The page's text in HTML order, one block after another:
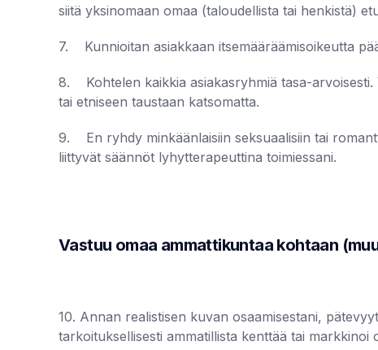
siitä yksinomaan omaa (taloudellista tai henkistä)
7. Kunnioitan asiakkaan itsemääräämisoikeutta
8. Kohtelen kaikkia asiakasryhmiä tasa-
tai etniseen taustaan katsomatta.
9. En ryhdy minkäänlaisiin seksuaalisiin tai
liittyvät säännöt lyhytterapeuttina toimiessani.
Vastuu omaa ammattikuntaa kohtaan
10. Annan realistisen kuvan osaamisestani,
tarkoituksellisesti ammatillista kenttää tai markkinoi